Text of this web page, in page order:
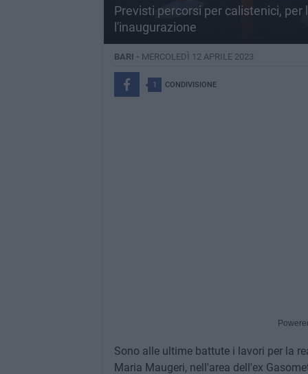
Previsti percorsi per calistenici,
l'inaugurazione
BARI - MERCOLEDÌ 12 APRILE 2023
1 CONDIVISIONE
Sono alle ultime battute i lavori per la
Maria Maugeri, nell'area dell'ex